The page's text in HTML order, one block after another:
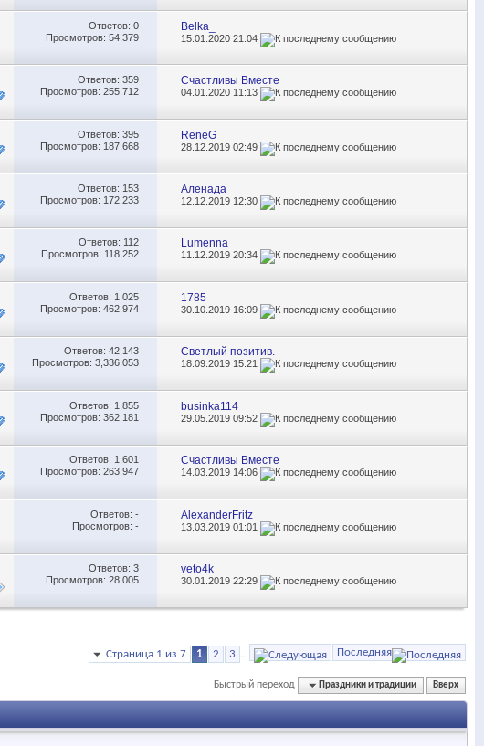
Ответов: 0
Просмотров: 54,379
Belka_
15.01.202021:04
Ответов: 359
Просмотров: 255,712
Счастливы Вместе
04.01.2020 11:13
Ответов: 395
Просмотров: 187,668
ReneG
28.12.201902:49
Ответов: 153
Просмотров: 172,233
Аленада
12.12.2019 12:30
Ответов: 112
Просмотров: 118,252
Lumenna
11.12.201920:34
Ответов: 1,025
Просмотров: 462,974
1785
30.10.2019 16:09
Ответов: 42,143
Просмотров: 3,336,053
Светлый позитив.
18.09.201915:21
Ответов: 1,855
Просмотров: 362,181
businka114
29.05.201909:52
Ответов: 1,601
Просмотров: 263,947
Счастливы Вместе
14.03.2019 14:06
Ответов: -
Просмотров: -
AlexanderFritz
13.03.201901:01
Ответов: 3
Просмотров: 28,005
veto4k
30.01.201922:29
Страница 1 из 7 1 2 3 ... Последняя
Быстрый переход Праздники и традиции Вверх